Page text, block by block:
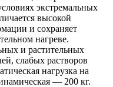
экстремальных
высокой
и сохраняет
нагреве.
и растительных
слабых растворов
нагрузка на
— 200 кг.